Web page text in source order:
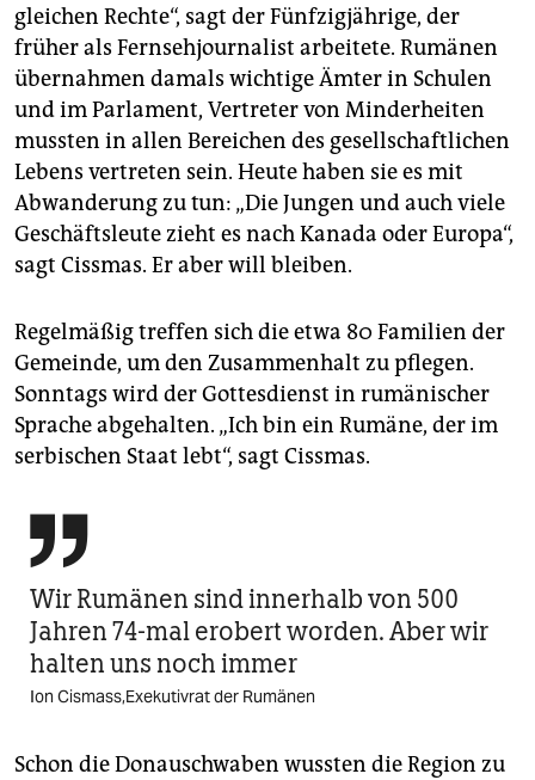
gleichen Rechte“, sagt der Fünfzigjährige, der
früher als Fernsehjournalist arbeitete. Rumänen
übernahmen damals wichtige Ämter in Schulen
und im Parlament, Vertreter von Minderheiten
mussten in allen Bereichen des gesellschaftlichen
Lebens vertreten sein. Heute haben sie es mit
Abwanderung zu tun: „Die Jungen und auch viele
Geschäftsleute zieht es nach Kanada oder Europa“,
sagt Cissmas. Er aber will bleiben.
Regelmäßig treffen sich die etwa 80 Familien der
Gemeinde, um den Zusammenhalt zu pflegen.
Sonntags wird der Gottesdienst in rumänischer
Sprache abgehalten. „Ich bin ein Rumäne, der im
serbischen Staat lebt“, sagt Cissmas.

Wir Rumänen sind innerhalb von 500
Jahren 74-mal erobert worden. Aber wir
halten uns noch immer
Ion Cismass,Exekutivrat der Rumänen
Schon die Donauschwaben wussten die Region zu